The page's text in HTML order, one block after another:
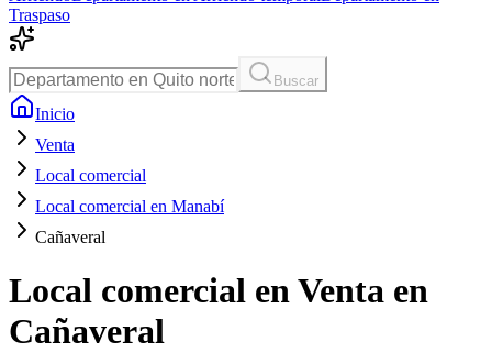
Traspaso
Buscar
Inicio
Venta
Local comercial
Local comercial en Manabí
Cañaveral
Local comercial en Venta en
Cañaveral